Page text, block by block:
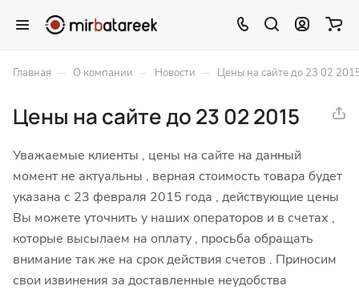
Главная – О компании – Новости – Цены на сайте до 23 02
Цены на сайте до 23 02 2015
Уважаемые клиенты , цены на сайте на данный
момент не актуальны , верная стоимость товара будет
указана с 23 февраля 2015 года , действующие цены
Вы можете уточнить у наших операторов и в счетах ,
которые высылаем на оплату , просьба обращать
внимание так же на срок действия счетов . Приносим
свои извинения за доставленные неудобства